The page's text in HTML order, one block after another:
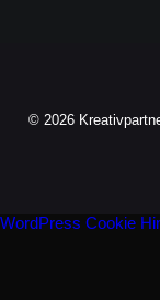
© 2026
WordPress Cookie